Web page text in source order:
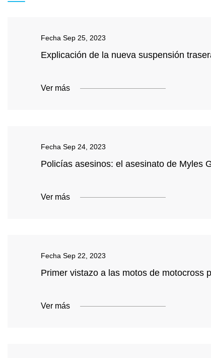
Fecha Sep 25, 2023
Explicación de la nueva suspensión
Ver más
Fecha Sep 24, 2023
Policías asesinos: el asesinato de Myles
Ver más
Fecha Sep 22, 2023
Primer vistazo a las motos de motocross
Ver más